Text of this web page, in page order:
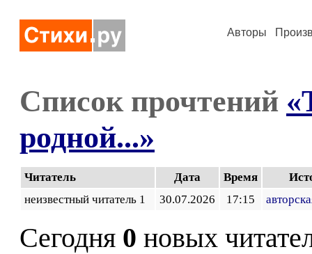
Авторы
Список прочтений
родной...»
Читатель Дата Время
неизвестный читатель 1
30.07.2026 17:15
Сегодня 0 новых